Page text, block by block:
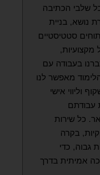
שלבי הכתיבה
נושא, בניית
סטטיסטיים
מקצועיות,
בעבודה עם
מאפשר לנו
וליווי אישי
עבודתם
כל שירות
בקרה
גבוה, כדי
אמיתית בדרך